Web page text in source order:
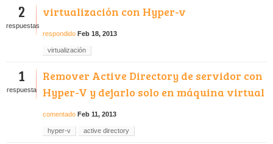
2
respuestas
virtualización con Hyper-v
respondido Feb 18, 2013
virtualización
1
respuesta
Remover Active Directory de servidor con
Hyper-V y dejarlo solo en máquina virtual
comentado Feb 11, 2013
hyper-v active directory